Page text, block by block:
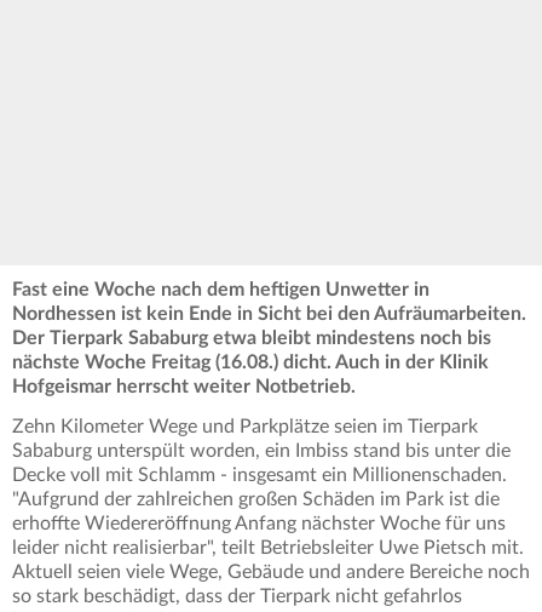
Fast eine Woche nach dem heftigen Unwetter in
Nordhessen ist kein Ende in Sicht bei den Aufräumarbeiten.
Der Tierpark Sababurg etwa bleibt mindestens noch bis
nächste Woche Freitag (16.08.) dicht. Auch in der Klinik
Hofgeismar herrscht weiter Notbetrieb.
Zehn Kilometer Wege und Parkplätze seien im Tierpark
Sababurg unterspült worden, ein Imbiss stand bis unter die
Decke voll mit Schlamm - insgesamt ein Millionenschaden.
"Aufgrund der zahlreichen großen Schäden im Park ist die
erhoffte Wiedereröffnung Anfang nächster Woche für uns
leider nicht realisierbar", teilt Betriebsleiter Uwe Pietsch mit.
Aktuell seien viele Wege, Gebäude und andere Bereiche noch
so stark beschädigt, dass der Tierpark nicht gefahrlos